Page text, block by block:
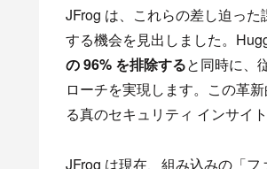
JFrog は、これらの差し迫っ
する機会を見出しました。
の 96% を排除すると同時に、
ローチを実現します。この革
る真のセキュリティ インサイ
JFrog は現在、組み込みの「フ